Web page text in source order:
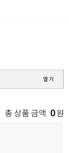
열기
총 상품 금액 0원